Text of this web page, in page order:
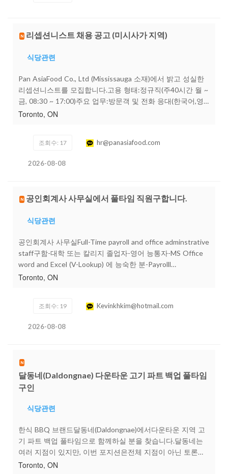
N 리셉션니스트 채용 공고 (미시사가 지역)
식당관련
Pan AsiaFood Co., Ltd (Mississauga 소재)에서 밝고 성실한
리셉션니스트를 모집합니다.고용 형태:정규직(주40시간 월 ~
금, 08:30 ~ 17:00)주요 업무:방문객 및 전화 응대(한국어,영
어,중국어)고객 서비스 지원일반 행정 업무 지원기타 사무 지
적극적인 업무 태도마이크로소프트 엑셀 중급 이상캐나다 내
리후생:Health, Dental등 그룹 보험(회사 전액 부담)중식 제공
니다.
Toronto, ON
조회수: 17 hr@panasiafood.com
2026-08-08
N 공인회계사 사무실에서 풀타임 직원구합니다.
식당관련
공인회계사 사무실Full-Time payroll and office adminstrative
staff구함-대학 또는 칼리지 졸업자-영어 능통자-MS Office
word and Excel (V-Lookup) 에 능숙한 분-Payrolll
Compliance Legislation (PCL) 수료중이거나Payrolll
toKevinkhkim@hotmail.comInterview 대상자들만 연락드림
Toronto, ON
조회수: 19 Kevinkhkim@hotmail.com
2026-08-08
N
달동네(Daldongnae) 다운타운 고기 파트 백업 풀타임
구인
식당관련
한식 BBQ 브랜드달동네(Daldongnae)에서다운타운 지역 고
기 파트 백업 풀타임으로 함께하실 분을 찾습니다.달동네는
여러 지점이 있지만, 이번 포지션은전체 지점이 아닌 토론토
다운타운 지역 지점들만백업하는 자리입니다.경력이 없으셔
Toronto, ON